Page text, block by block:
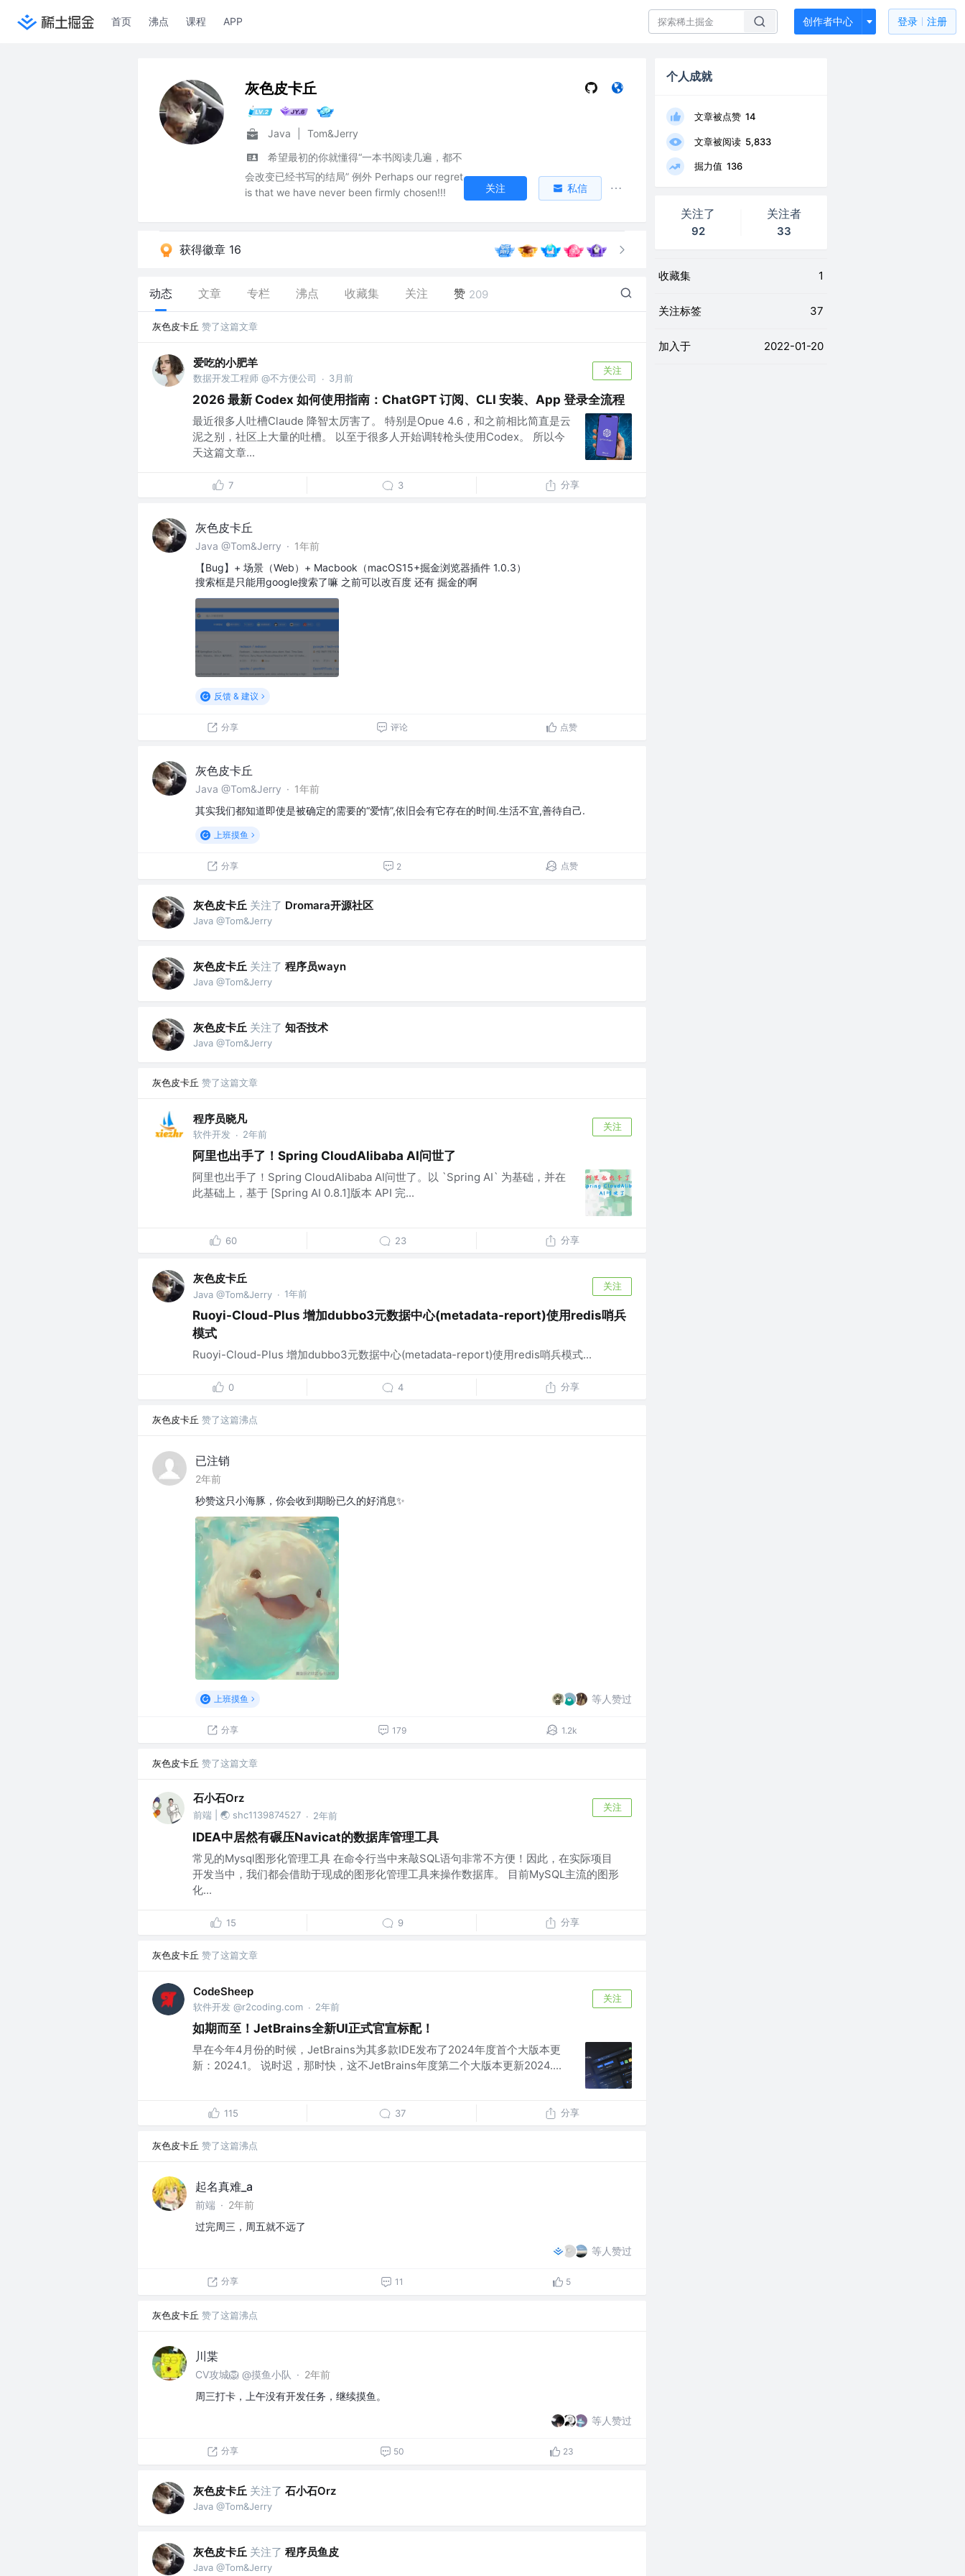
首页 沸点 课程 APP 创作者中心 登录 注册
灰色皮卡丘
Java
Tom&Jerry
希望最初的你就懂得“一本书阅读几遍，都不
会改变已经书写的结局” 例外 Perhaps our regret
is that we have never been firmly chosen!!!
关注 私信
获得徽章 16
动态 文章 专栏 沸点 收藏集 关注 赞 209
灰色皮卡丘 赞了这篇文章
爱吃的小肥羊
数据开发工程师 @不方便公司 · 3月前
关注
2026 最新 Codex 如何使用指南：ChatGPT 订阅、CLI 安装、App 登录全流程
最近很多人吐槽Claude 降智太厉害了。 特别是Opue 4.6，和之前相比简直是云
泥之别，社区上大量的吐槽。 以至于很多人开始调转枪头使用Codex。 所以今
天这篇文章...
7 3 分享
灰色皮卡丘
Java @Tom&Jerry · 1年前
【Bug】+ 场景（Web）+ Macbook（macOS15+掘金浏览器插件 1.0.3）
搜索框是只能用google搜索了嘛 之前可以改百度 还有 掘金的啊
反馈 & 建议
分享 评论 点赞
灰色皮卡丘
Java @Tom&Jerry · 1年前
其实我们都知道即使是被确定的需要的“爱情”,依旧会有它存在的时间.生活不宜,善待自己.
上班摸鱼
分享 2 点赞
灰色皮卡丘 关注了 Dromara开源社区
Java @Tom&Jerry
灰色皮卡丘 关注了 程序员wayn
Java @Tom&Jerry
灰色皮卡丘 关注了 知否技术
Java @Tom&Jerry
灰色皮卡丘 赞了这篇文章
程序员晓凡
软件开发 · 2年前
关注
阿里也出手了！Spring CloudAlibaba AI问世了
阿里也出手了！Spring CloudAlibaba AI问世了。以 `Spring AI` 为基础，并在
此基础上，基于 [Spring AI 0.8.1]版本 API 完...
60 23 分享
灰色皮卡丘
Java @Tom&Jerry · 1年前
关注
Ruoyi-Cloud-Plus 增加dubbo3元数据中心(metadata-report)使用redis哨兵
模式
Ruoyi-Cloud-Plus 增加dubbo3元数据中心(metadata-report)使用redis哨兵模式...
0 4 分享
灰色皮卡丘 赞了这篇沸点
已注销
2年前
秒赞这只小海豚，你会收到期盼已久的好消息✨
上班摸鱼 等人赞过
分享 179 1.2k
灰色皮卡丘 赞了这篇文章
石小石Orz
前端 | 🌏 shc1139874527 · 2年前
关注
IDEA中居然有碾压Navicat的数据库管理工具
常见的Mysql图形化管理工具 在命令行当中来敲SQL语句非常不方便！因此，在实际项目
开发当中，我们都会借助于现成的图形化管理工具来操作数据库。 目前MySQL主流的图形
化...
15 9 分享
灰色皮卡丘 赞了这篇文章
CodeSheep
软件开发 @r2coding.com · 2年前
关注
如期而至！JetBrains全新UI正式官宣标配！
早在今年4月份的时候，JetBrains为其多款IDE发布了2024年度首个大版本更
新：2024.1。 说时迟，那时快，这不JetBrains年度第二个大版本更新2024....
115 37 分享
灰色皮卡丘 赞了这篇沸点
起名真难_a
前端 · 2年前
过完周三，周五就不远了
等人赞过
分享 11 5
灰色皮卡丘 赞了这篇沸点
川枼
CV攻城🦁 @摸鱼小队 · 2年前
周三打卡，上午没有开发任务，继续摸鱼。
等人赞过
分享 50 23
灰色皮卡丘 关注了 石小石Orz
Java @Tom&Jerry
灰色皮卡丘 关注了 程序员鱼皮
Java @Tom&Jerry
个人成就
文章被点赞 14
文章被阅读 5,833
掘力值 136
关注了
92
关注者
33
收藏集 1
关注标签 37
加入于 2022-01-20